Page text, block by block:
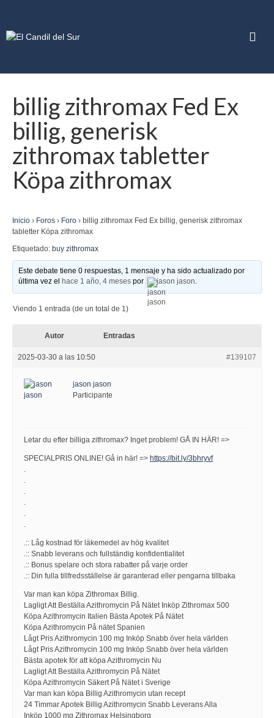
billig zithromax Fed Ex
billig, generisk
zithromax tabletter
Köpa zithromax
Inicio › Foros › Foro › billig zithromax Fed Ex billig, generisk zithromax
tabletter Köpa zithromax
Etiquetado: buy zithromax
Este debate tiene 0 respuestas, 1 mensaje y ha sido actualizado por
última vez el
hace 1 año, 4 meses por jason jason.
Viendo 1 entrada (de un total de 1)
Autor Entradas
2025-03-30 a las 10:50 #139107
jason jason
Participante
Letar du efter billiga zithromax? Inget problem! GÅ IN HÄR! =>
SPECIALPRIS ONLINE! Gå in här! => https://bit.ly/3bhryvf
.
.
.
.
.
.
.:: Låg kostnad för läkemedel av hög kvalitet
.:: Snabb leverans och fullständig konfidentialitet
.:: Bonus spelare och stora rabatter på varje order
.:: Din fulla tillfredsställelse är garanterad eller pengarna tillbaka
Var man kan köpa Zithromax Billig.
Lagligt Att Beställa Azithromycin På Nätet Inköp Zithromax 500
Köpa Azithromycin Italien Bästa Apotek På Nätet
Köpa Azithromycin På nätet Spanien
Lågt Pris Azithromycin 100 mg Inköp Snabb över hela världen
Lågt Pris Azithromycin 100 mg Inköp Snabb över hela världen
Bästa apotek för att köpa Azithromycin Nu
Lagligt Att Beställa Azithromycin På Nätet
Köpa Azithromycin Säkert På Nätet i Sverige
Var man kan köpa Billig Azithromycin utan recept
24 Timmar Apotek Billig Azithromycin Snabb Leverans Alla
Inköp 1000 mg Zithromax Helsingborg